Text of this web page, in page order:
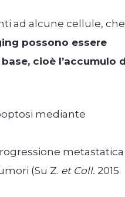
ad alcune cellule,
possono essere
cioè l’accumulo
mediante
metastatica
(Su Z. et Coll. 2015